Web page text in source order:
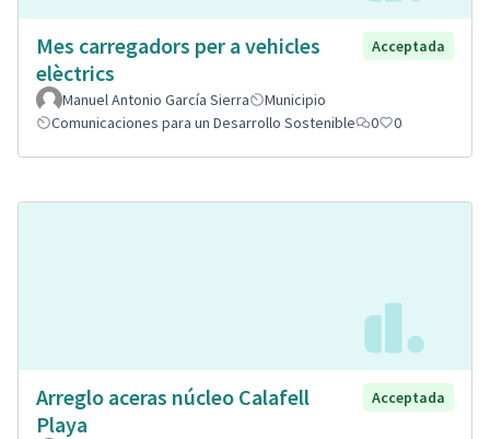
Mes carregadors per a vehicles
elèctrics
Acceptada
Manuel Antonio García Sierra
Municipio
Comunicaciones para un Desarrollo Sostenible
0 0
Arreglo aceras núcleo Calafell
Playa
Acceptada